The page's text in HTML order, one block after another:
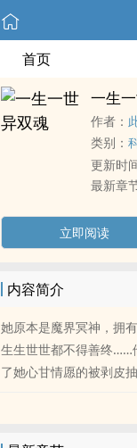
首页
一生
作者：
类别：
更新时
最新章
立即阅读
内容简介
她原本是魔界冥神，拥
生生世世都不得善终……
了她心甘情愿的被剥皮